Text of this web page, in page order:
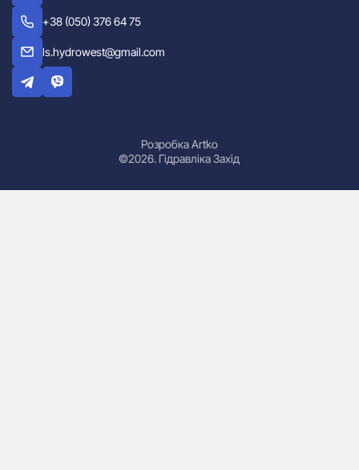
+38 (050) 376 64 75
ls.hydrowest@gmail.com
©2026. Гідравліка Захід
Розробка Artko